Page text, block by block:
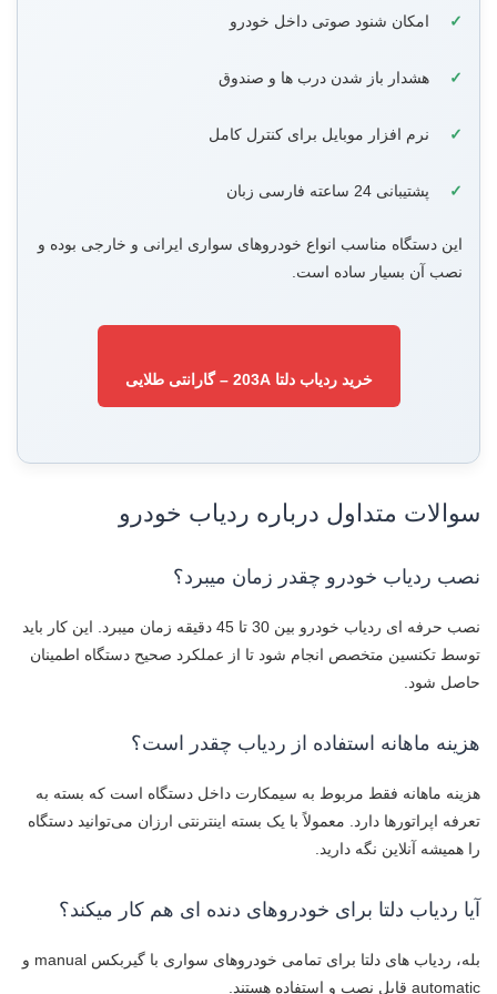
امکان شنود صوتی داخل خودرو
هشدار باز شدن درب ها و صندوق
نرم افزار موبایل برای کنترل کامل
پشتیبانی 24 ساعته فارسی زبان
این دستگاه مناسب انواع خودروهای سواری ایرانی و خارجی بوده و
نصب آن بسیار ساده است.
خرید ردیاب دلتا 203A – گارانتی طلایی
سوالات متداول درباره ردیاب خودرو
نصب ردیاب خودرو چقدر زمان میبرد؟
نصب حرفه ای ردیاب خودرو بین 30 تا 45 دقیقه زمان میبرد. این کار باید
توسط تکنسین متخصص انجام شود تا از عملکرد صحیح دستگاه اطمینان
حاصل شود.
هزینه ماهانه استفاده از ردیاب چقدر است؟
هزینه ماهانه فقط مربوط به سیمکارت داخل دستگاه است که بسته به
تعرفه اپراتورها دارد. معمولاً با یک بسته اینترنتی ارزان می‌توانید دستگاه
را همیشه آنلاین نگه دارید.
آیا ردیاب دلتا برای خودروهای دنده ای هم کار میکند؟
بله، ردیاب های دلتا برای تمامی خودروهای سواری با گیربکس manual و
automatic قابل نصب و استفاده هستند.